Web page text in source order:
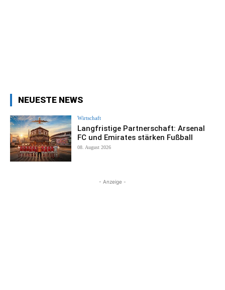
NEUESTE NEWS
Wirtschaft
Langfristige Partnerschaft: Arsenal
FC und Emirates stärken Fußball
08. August 2026
- Anzeige -